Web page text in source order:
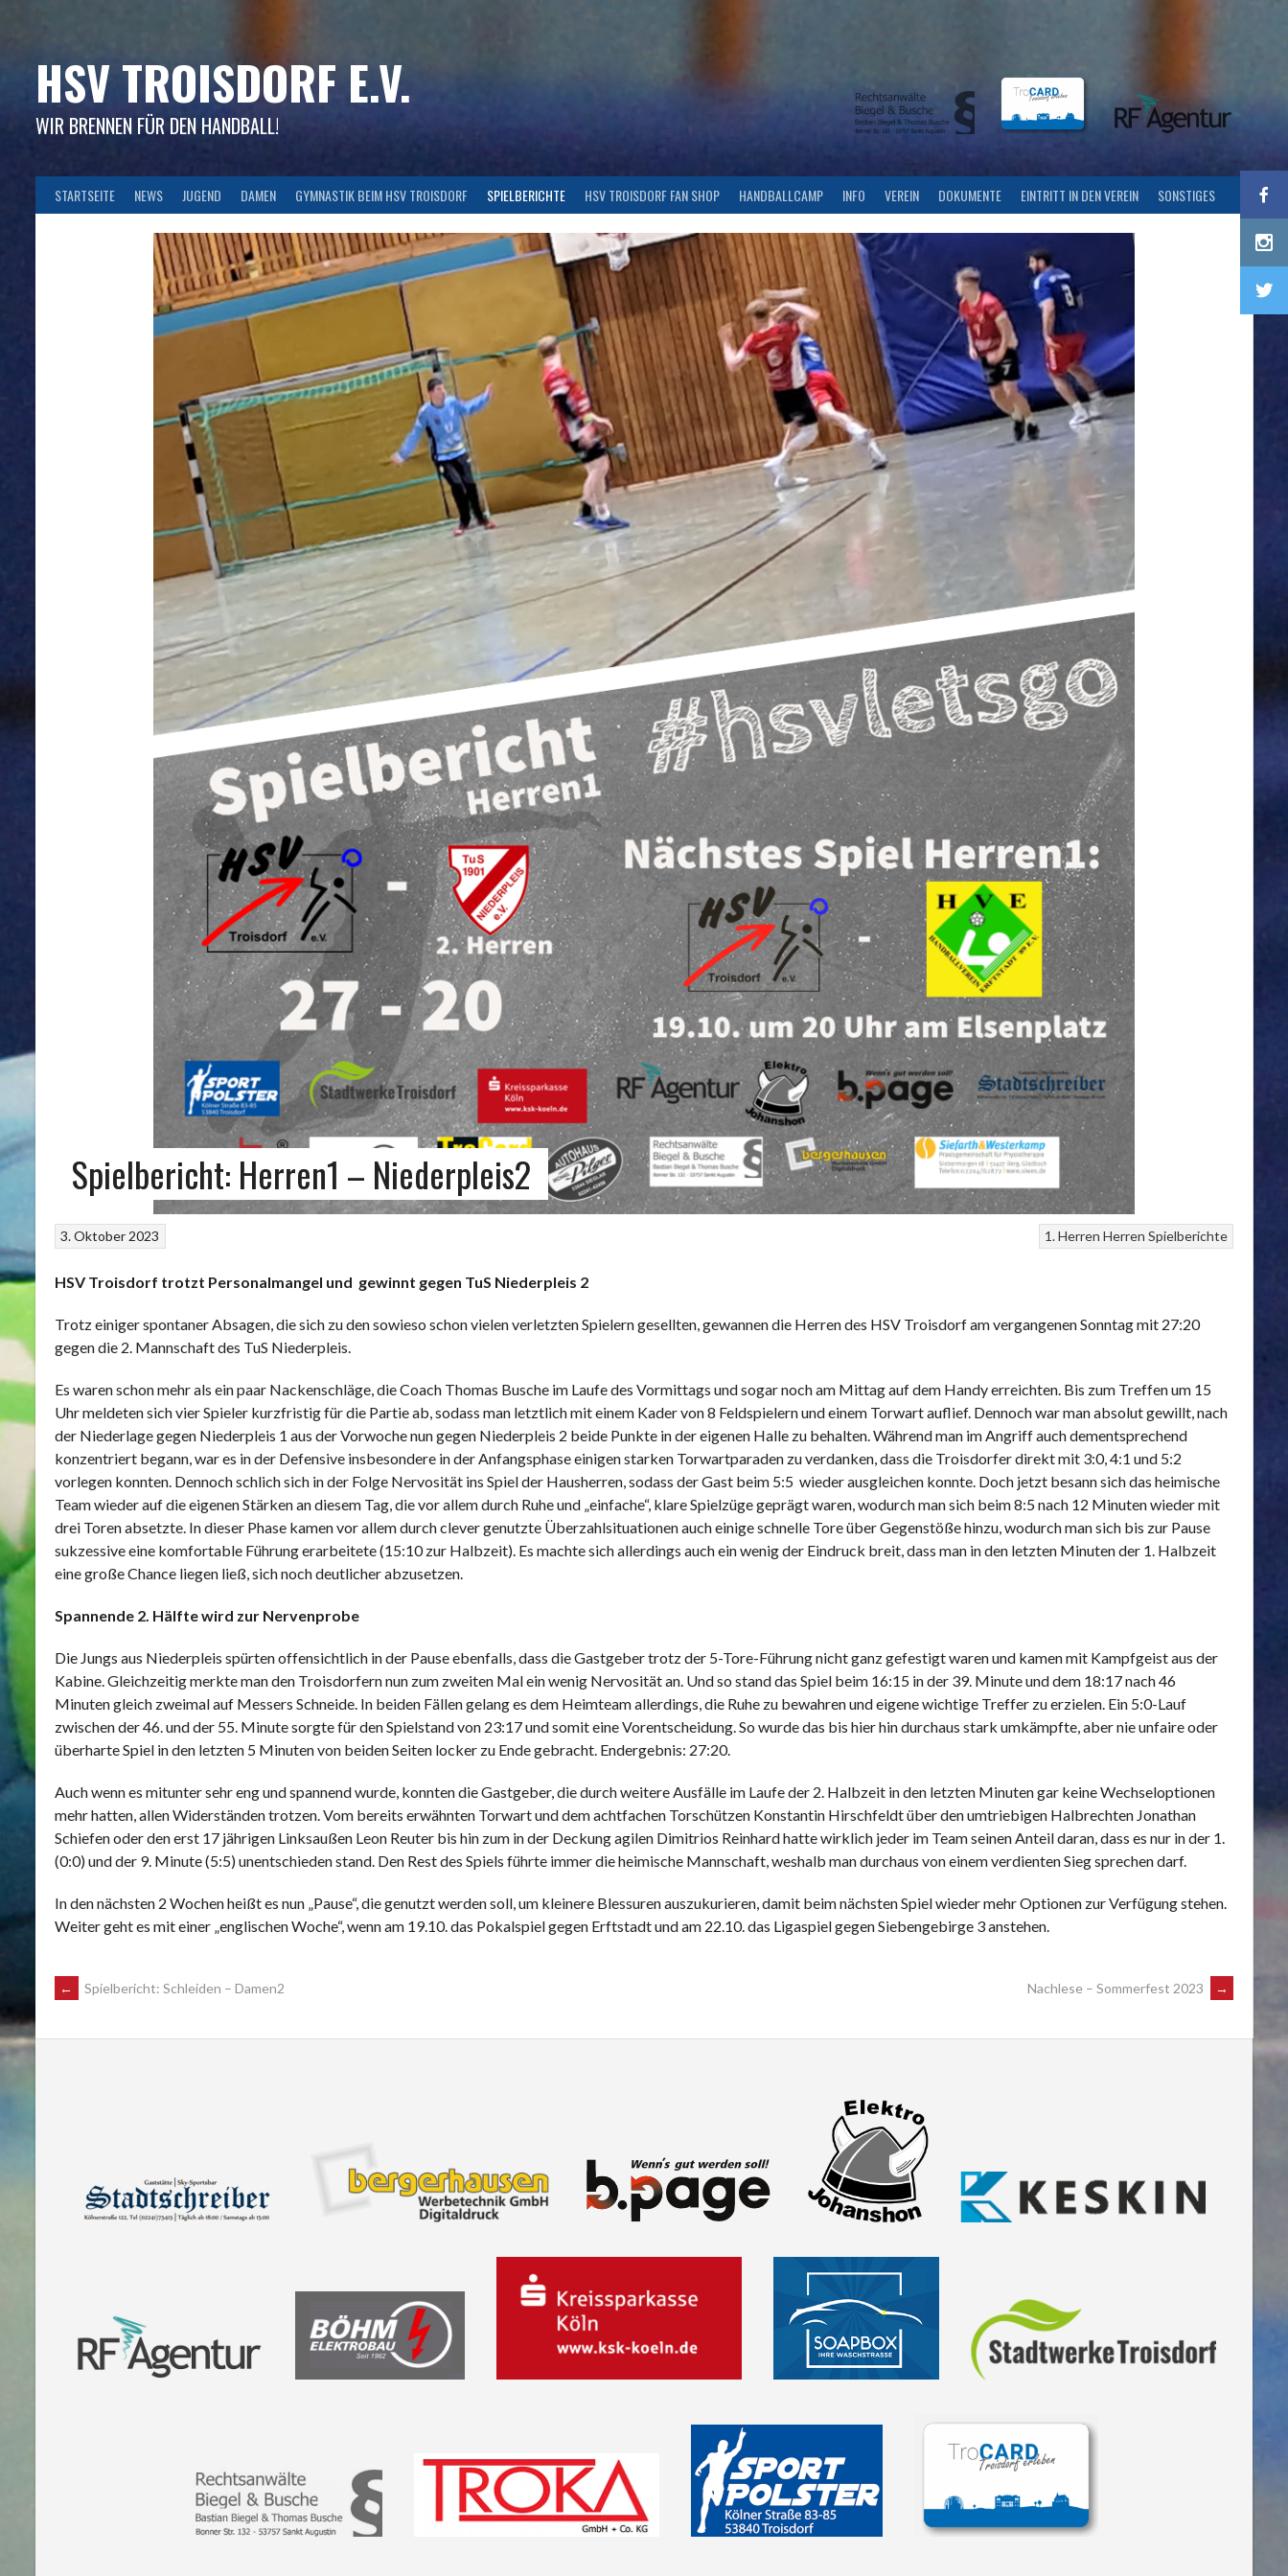
HSV TROISDORF E.V.
WIR BRENNEN FÜR DEN HANDBALL!
STARTSEITE NEWS JUGEND DAMEN GYMNASTIK BEIM HSV TROISDORF SPIELBERICHTE HSV TROISDORF FAN SHOP HANDBALLCAMP INFO VEREIN DOKUMENTE EINTRITT IN DEN VEREIN SONSTIGES
Spielbericht: Herren1 – Niederpleis2
1. Herren Herren Spielberichte
3. Oktober 2023
HSV Troisdorf trotzt Personalmangel und gewinnt gegen TuS Niederpleis 2
Trotz einiger spontaner Absagen, die sich zu den sowieso schon vielen verletzten Spielern gesellten, gewannen die Herren des HSV Troisdorf am vergangenen Sonntag mit 27:20
gegen die 2. Mannschaft des TuS Niederpleis.
Es waren schon mehr als ein paar Nackenschläge, die Coach Thomas Busche im Laufe des Vormittags und sogar noch am Mittag auf dem Handy erreichten. Bis zum Treffen um 15
Uhr meldeten sich vier Spieler kurzfristig für die Partie ab, sodass man letztlich mit einem Kader von 8 Feldspielern und einem Torwart auflief. Dennoch war man absolut gewillt, nach
der Niederlage gegen Niederpleis 1 aus der Vorwoche nun gegen Niederpleis 2 beide Punkte in der eigenen Halle zu behalten. Während man im Angriff auch dementsprechend
konzentriert begann, war es in der Defensive insbesondere in der Anfangsphase einigen starken Torwartparaden zu verdanken, dass die Troisdorfer direkt mit 3:0, 4:1 und 5:2
vorlegen konnten. Dennoch schlich sich in der Folge Nervosität ins Spiel der Hausherren, sodass der Gast beim 5:5 wieder ausgleichen konnte. Doch jetzt besann sich das heimische
Team wieder auf die eigenen Stärken an diesem Tag, die vor allem durch Ruhe und „einfache“, klare Spielzüge geprägt waren, wodurch man sich beim 8:5 nach 12 Minuten wieder mit
drei Toren absetzte. In dieser Phase kamen vor allem durch clever genutzte Überzahlsituationen auch einige schnelle Tore über Gegenstöße hinzu, wodurch man sich bis zur Pause
sukzessive eine komfortable Führung erarbeitete (15:10 zur Halbzeit). Es machte sich allerdings auch ein wenig der Eindruck breit, dass man in den letzten Minuten der 1. Halbzeit
eine große Chance liegen ließ, sich noch deutlicher abzusetzen.
Spannende 2. Hälfte wird zur Nervenprobe
Die Jungs aus Niederpleis spürten offensichtlich in der Pause ebenfalls, dass die Gastgeber trotz der 5-Tore-Führung nicht ganz gefestigt waren und kamen mit Kampfgeist aus der
Kabine. Gleichzeitig merkte man den Troisdorfern nun zum zweiten Mal ein wenig Nervosität an. Und so stand das Spiel beim 16:15 in der 39. Minute und dem 18:17 nach 46
Minuten gleich zweimal auf Messers Schneide. In beiden Fällen gelang es dem Heimteam allerdings, die Ruhe zu bewahren und eigene wichtige Treffer zu erzielen. Ein 5:0-Lauf
zwischen der 46. und der 55. Minute sorgte für den Spielstand von 23:17 und somit eine Vorentscheidung. So wurde das bis hier hin durchaus stark umkämpfte, aber nie unfaire oder
überharte Spiel in den letzten 5 Minuten von beiden Seiten locker zu Ende gebracht. Endergebnis: 27:20.
Auch wenn es mitunter sehr eng und spannend wurde, konnten die Gastgeber, die durch weitere Ausfälle im Laufe der 2. Halbzeit in den letzten Minuten gar keine Wechseloptionen
mehr hatten, allen Widerständen trotzen. Vom bereits erwähnten Torwart und dem achtfachen Torschützen Konstantin Hirschfeldt über den umtriebigen Halbrechten Jonathan
Schiefen oder den erst 17 jährigen Linksaußen Leon Reuter bis hin zum in der Deckung agilen Dimitrios Reinhard hatte wirklich jeder im Team seinen Anteil daran, dass es nur in der 1.
(0:0) und der 9. Minute (5:5) unentschieden stand. Den Rest des Spiels führte immer die heimische Mannschaft, weshalb man durchaus von einem verdienten Sieg sprechen darf.
In den nächsten 2 Wochen heißt es nun „Pause“, die genutzt werden soll, um kleinere Blessuren auszukurieren, damit beim nächsten Spiel wieder mehr Optionen zur Verfügung stehen.
Weiter geht es mit einer „englischen Woche“, wenn am 19.10. das Pokalspiel gegen Erftstadt und am 22.10. das Ligaspiel gegen Siebengebirge 3 anstehen.
POST
NAVIGATION
← Spielbericht: Schleiden – Damen2 Nachlese – Sommerfest 2023 →